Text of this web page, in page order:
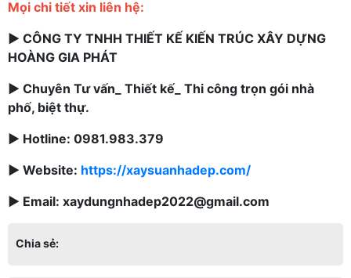
Mọi chi tiết xin liên hệ:
► CÔNG TY TNHH THIẾT KẾ KIẾN TRÚC XÂY DỰNG
HOÀNG GIA PHÁT
► Chuyên Tư vấn_ Thiết kế_ Thi công trọn gói nhà
phố, biệt thự.
► Hotline: 0981.983.379
► Website: https://xaysuanhadep.com/
► Email: xaydungnhadep2022@gmail.com
Chia sẻ: